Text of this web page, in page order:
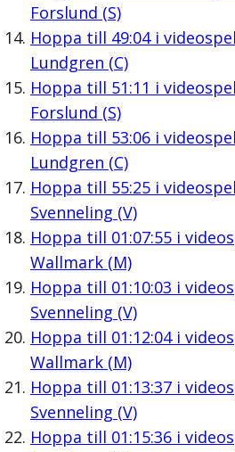
Forslund (S)
Hoppa till 49:04i
Lundgren (C)
Hoppa till 51:11 i
Forslund (S)
Hoppa till 53:06i
Lundgren (C)
Hoppa till 55:25i
Svenneling (V)
Hoppa till 01:07:55i
Wallmark (M)
Hoppa till 01:10:03 i
Svenneling (V)
Hoppa till 01:12:04i
Wallmark (M)
Hoppa till 01:13:37i
Svenneling (V)
Hoppa till 01:15:36i